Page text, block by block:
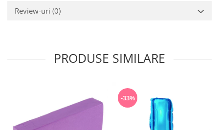
Review-uri (0)
PRODUSE SIMILARE
-33%